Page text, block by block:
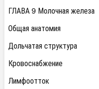
ГЛАВА 9 Молочная железа
Общая анатомия
Дольчатая структура
Кровоснабжение
Лимфоотток